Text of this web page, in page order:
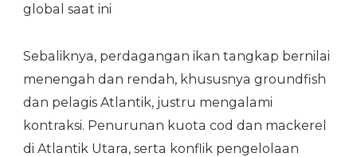
global saat ini
Sebaliknya, perdagangan ikan tangkap bernilai
menengah dan rendah, khususnya groundfish
dan pelagis Atlantik, justru mengalami
kontraksi. Penurunan kuota cod dan mackerel
di Atlantik Utara, serta konflik pengelolaan